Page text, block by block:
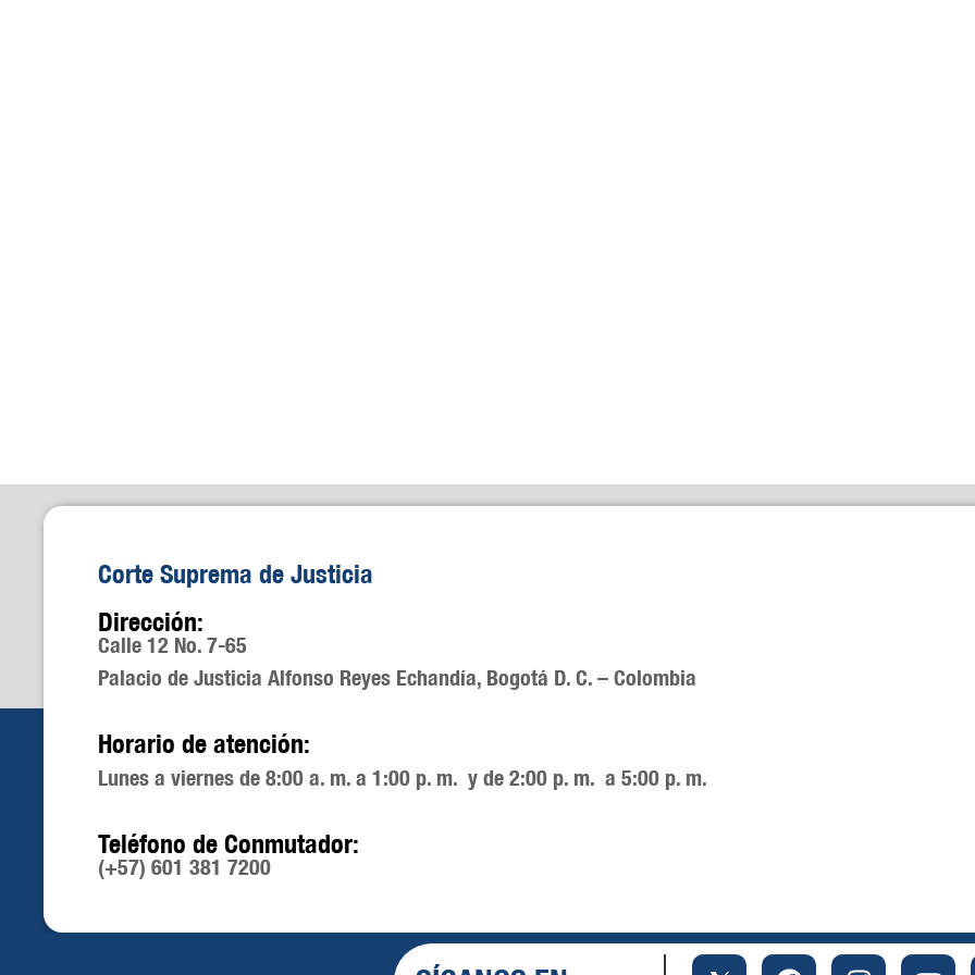
Corte Suprema de Justicia
Dirección:
Calle 12 No. 7-65
Palacio de Justicia Alfonso Reyes Echandía, Bogotá D. C. – Colombia
Horario de atención:
Lunes a viernes de 8:00 a. m. a 1:00 p. m. y de 2:00 p. m. a 5:00 p. m.
Teléfono de Conmutador:
(+57) 601 381 7200